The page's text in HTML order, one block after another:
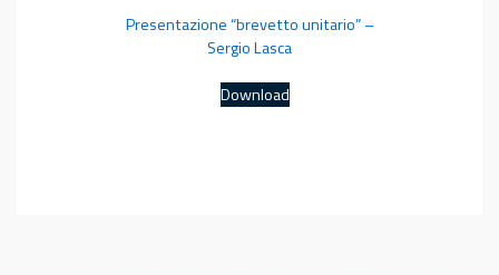
Presentazione “brevetto unitario” –
Sergio Lasca
Download